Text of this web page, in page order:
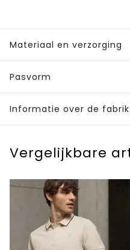
Materiaal en verzorging
Pasvorm
Informatie over de
Vergelijkbare